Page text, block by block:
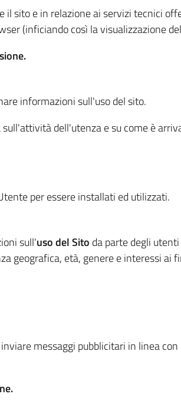
il sito e in relazione ai servizi tecnici
(inficiando così la visualizzazione
informazioni sull'uso del sito.
dell'utenza e su come è
per essere installati ed utilizzati.
sull'uso del Sito da parte degli
geografica, età, genere e interessi ai
messaggi pubblicitari in linea